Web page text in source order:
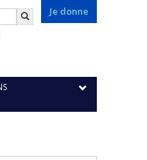
Je donne